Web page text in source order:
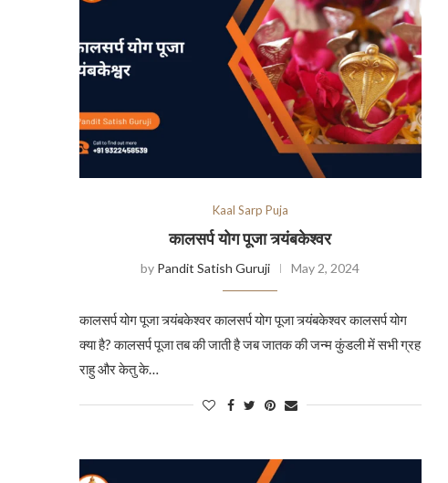
Kaal Sarp Puja
कालसर्प योग पूजा त्र्यंबकेश्वर
by Pandit Satish Guruji May 2, 2024
कालसर्प योग पूजा त्र्यंबकेश्वर कालसर्प योग पूजा त्र्यंबकेश्वर कालसर्प योग
क्या है? कालसर्प पूजा तब की जाती है जब जातक की जन्म कुंडली में सभी ग्रह
राहु और केतु के…